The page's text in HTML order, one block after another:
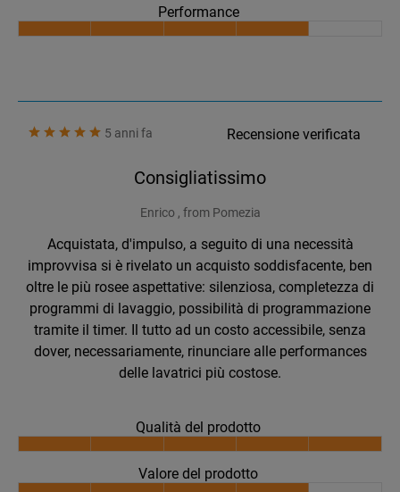
Performance
5 anni fa Recensione verificata
Consigliatissimo
Enrico , from Pomezia
Acquistata, d'impulso, a seguito di una necessità
improvvisa si è rivelato un acquisto soddisfacente, ben
oltre le più rosee aspettative: silenziosa, completezza di
programmi di lavaggio, possibilità di programmazione
tramite il timer. Il tutto ad un costo accessibile, senza
dover, necessariamente, rinunciare alle performances
delle lavatrici più costose.
Qualità del prodotto
Valore del prodotto